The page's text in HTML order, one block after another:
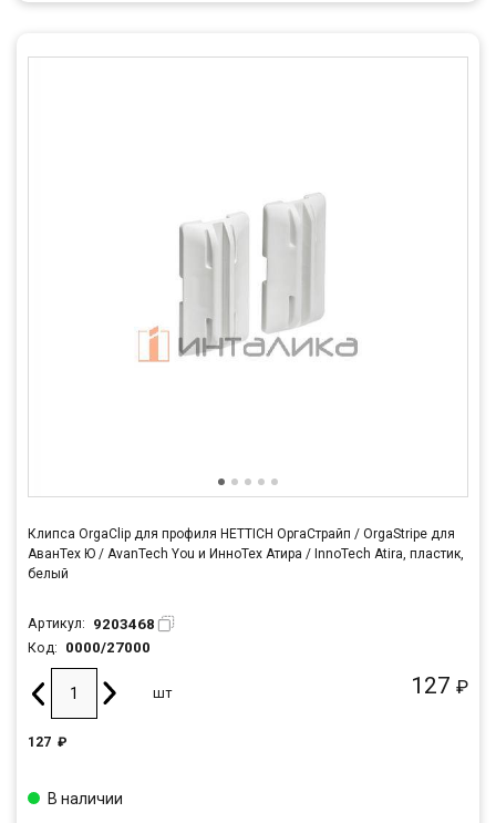
Клипса OrgaClip для профиля HETTICH ОргаСтрайп / OrgaStripe для
АванТех Ю / AvanTech You и ИнноТех Атира / InnoTech Atira, пластик,
белый
Артикул: 9203468
Код: 0000/27000
127 ₽
шт
127 ₽
В наличии